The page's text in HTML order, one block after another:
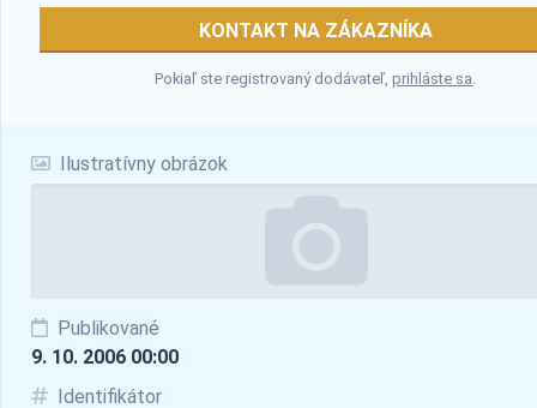
Ilustratívny obrázok
Publikované
9. 10. 2006 00:00
Identifikátor
KONTAKT NA ZÁKAZNÍKA
Pokiaľ ste registrovaný dodávateľ,prihláste sa.